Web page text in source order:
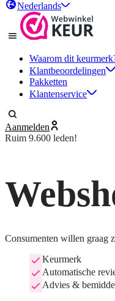
Nederlands
Waarom dit
Klantbeoordelingen
Pakketten
Klantenservice
Aanmelden
Ruim 9.600 leden!
Consumenten willen graag
Keurmerk
Automatische
Advies &